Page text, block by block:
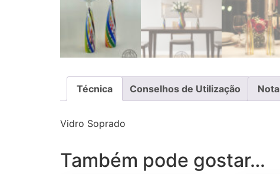
Técnica Conselhos de Utilização Nota
Vidro Soprado
Também pode gostar…